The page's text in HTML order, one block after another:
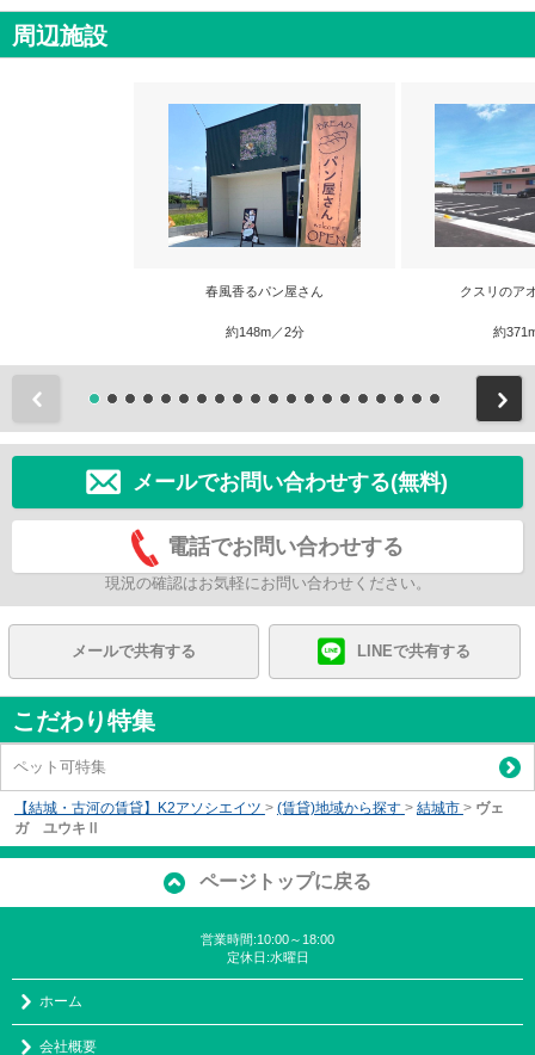
周辺施設
春風香るパン屋さん
約148m／2分
クスリのア
約
メールでお問い合わせする(無料)
電話でお問い合わせする
現況の確認はお気軽にお問い合わせください。
メールで共有する LINEで共有する
こだわり特集
ペット可特集
【結城・古河の賃貸】K2アソシエイツ > (賃貸)地域から探す > 結城市 > ヴェ
ガ ユウキⅡ
ページトップに戻る
営業時間:10:00～18:00
定休日:水曜日
ホーム
会社概要